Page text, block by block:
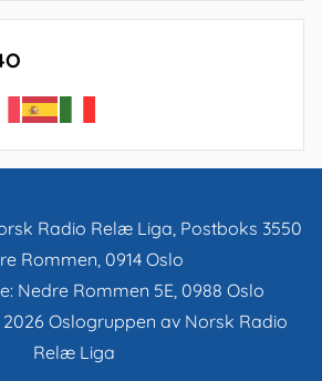
Radio Relæ Liga, Postboks 3550
Rommen, 0914 Oslo
Nedre Rommen 5E, 0988 Oslo
Oslogruppen av Norsk Radio
Relæ Liga